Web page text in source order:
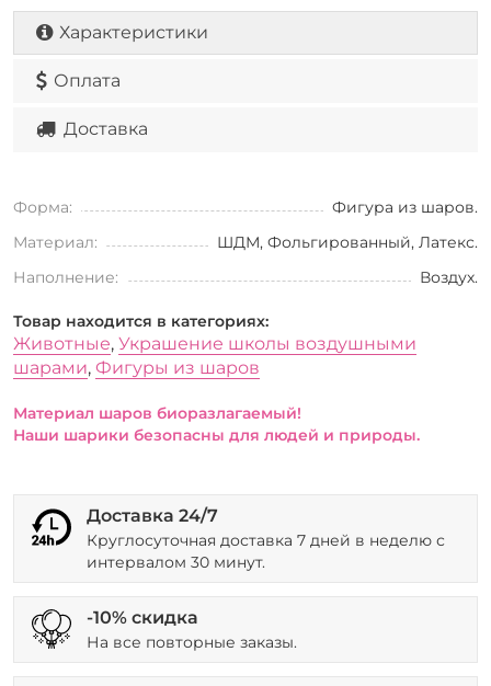
Характеристики
Оплата
Доставка
Форма:
Фигура из шаров.
Материал:
ШДМ, Фольгированный, Латекс.
Наполнение:
Воздух.
Товар находится в категориях:
Животные, Украшение школы воздушными
шарами, Фигуры из шаров
Материал шаров биоразлагаемый!
Наши шарики безопасны для людей и природы.
Доставка 24/7
Круглосуточная доставка 7 дней в неделю с
интервалом 30 минут.
-10% скидка
На все повторные заказы.